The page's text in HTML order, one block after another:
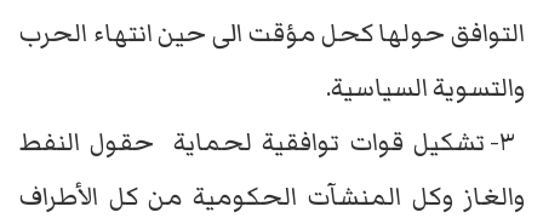
التوافق حولها كحل مؤقت الى حين انتهاء الحرب
والتسوية السياسية.
٣- تشكيل قوات توافقية لحماية حقول النفط
والغاز وكل المنشآت الحكومية من كل الأطراف